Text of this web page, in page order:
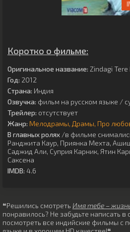
Коротко о фильме:
Оригинальное название: Zindagi Tere
Год: 2012
Страна: Индия
Озвучка: фильм на русском языке /
Трейлер: отсутствует
Жанр: Мелодрамы Драмы Про
В главных ролях /в фильме
Ранджита Каур, Приянка Мехта,
Саджид Али, Суприя Карник, Ятин
Саксена
IMDB: 4.6
❝Решились смотреть Имя тебе –
понравилось? Не забудьте написать в
посмотреть все индийские фильмы с